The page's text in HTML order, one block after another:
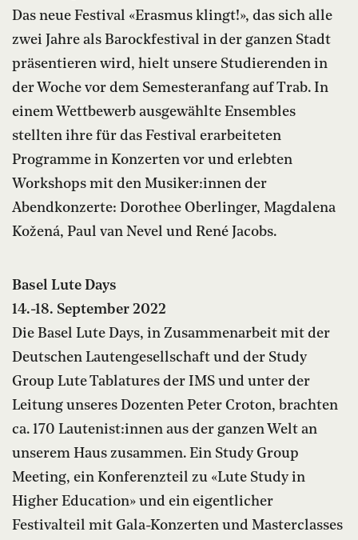
Das neue Festival «Erasmus klingt!», das sich alle
zwei Jahre als Barockfestival in der ganzen Stadt
präsentieren wird, hielt unsere Studierenden in
der Woche vor dem Semesteranfang auf Trab. In
einem Wettbewerb ausgewählte Ensembles
stellten ihre für das Festival erarbeiteten
Programme in Konzerten vor und erlebten
Workshops mit den Musiker:innen der
Abendkonzerte: Dorothee Oberlinger, Magdalena
Kožená, Paul van Nevel und René Jacobs.
Basel Lute Days
14.-18. September 2022
Die Basel Lute Days, in Zusammenarbeit mit der
Deutschen Lautengesellschaft und der Study
Group Lute Tablatures der IMS und unter der
Leitung unseres Dozenten Peter Croton, brachten
ca. 170 Lautenist:innen aus der ganzen Welt an
unserem Haus zusammen. Ein Study Group
Meeting, ein Konferenzteil zu «Lute Study in
Higher Education» und ein eigentlicher
Festivalteil mit Gala-Konzerten und Masterclasses